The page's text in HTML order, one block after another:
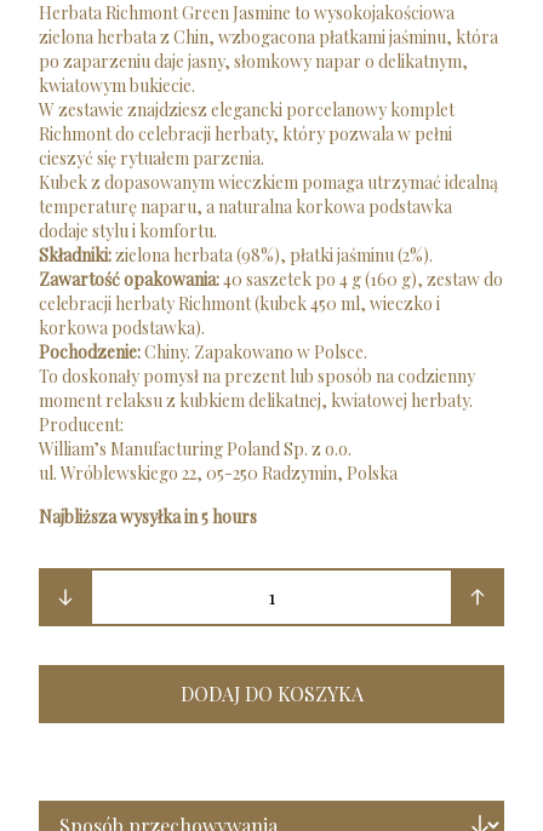
Herbata Richmont Green Jasmine to wysokojakościowa
zielona herbata z Chin, wzbogacona płatkami jaśminu, która
po zaparzeniu daje jasny, słomkowy napar o delikatnym,
kwiatowym bukiecie.
W zestawie znajdziesz elegancki porcelanowy komplet
Richmont do celebracji herbaty, który pozwala w pełni
cieszyć się rytuałem parzenia.
Kubek z dopasowanym wieczkiem pomaga utrzymać idealną
temperaturę naparu, a naturalna korkowa podstawka
dodaje stylu i komfortu.
Składniki:zielona herbata (98%), płatki jaśminu (2%).
Zawartość opakowania:40 saszetek po 4 g (160 g), zestaw do
celebracji herbaty Richmont (kubek 450 ml, wieczko i
korkowa podstawka).
Pochodzenie:Chiny. Zapakowano w Polsce.
To doskonały pomysł na prezent lub sposób na codzienny
moment relaksu z kubkiem delikatnej, kwiatowej herbaty.
Producent:
William’s Manufacturing Poland Sp. z o.o.
ul. Wróblewskiego 22, 05-250 Radzymin, Polska
Najbliższa wysyłka in 5 hours
1
DODAJ DO KOSZYKA